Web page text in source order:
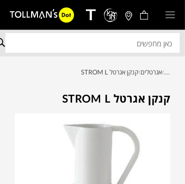
... אגרטלים קנקן אגרטל STROM L
קנקן אגרטל STROM L